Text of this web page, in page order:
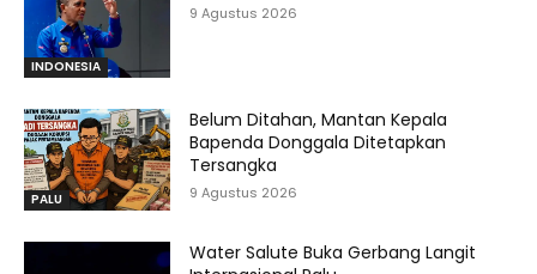
INDONESIA
9 Agustus 2026
PALU
Belum Ditahan, Mantan Kepala
Bapenda Donggala Ditetapkan
Tersangka
9 Agustus 2026
Water Salute Buka Gerbang Langit